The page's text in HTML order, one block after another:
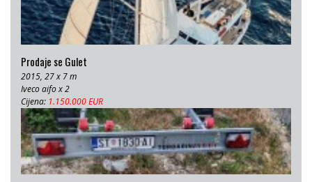
Prodaje se Gulet
2015, 27 x 7 m
Iveco aifo x 2
Cijena: 1.150.000 EUR